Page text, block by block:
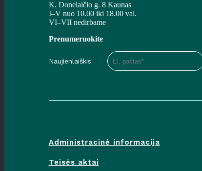
K. Donelaičio g. 8 Kaunas
I–V nuo 10.00 iki 18.00 val.
VI–VII nedirbame
Prenumeruokite
Naujienlaiškis
Administracinė informacija
Teisės aktai